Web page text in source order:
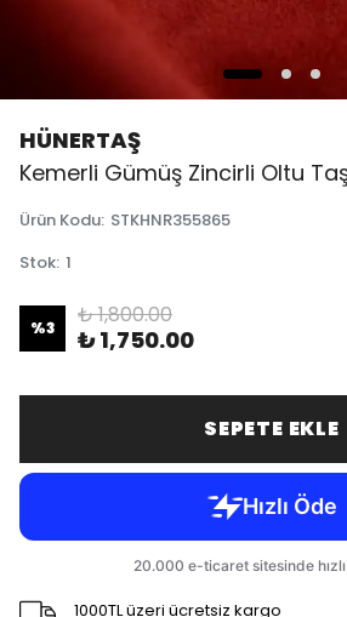
HÜNERTAŞ
Kemerli Gümüş Zincirli Oltu
Ürün Kodu: STKHNR355865
Stok: 1
%3 ₺ 1,800.00
₺ 1,750.00
SEPETE EKLE
1000TL üzeri ücretsiz kargo